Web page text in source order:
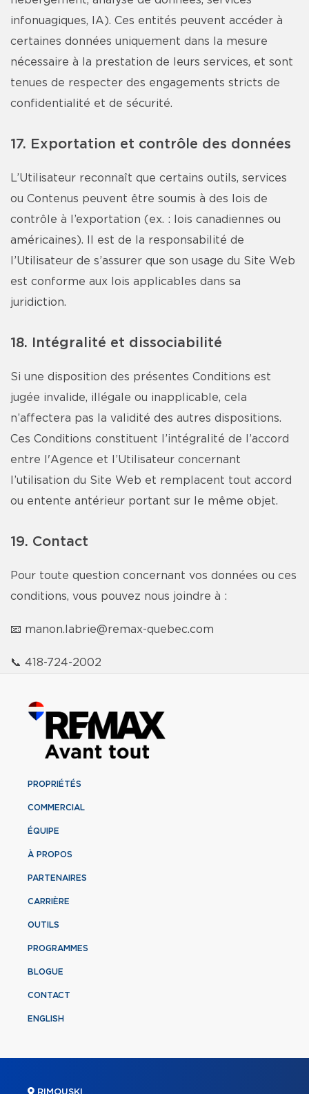
infonuagiques, IA). Ces entités peuvent accéder à
certaines données uniquement dans la mesure
nécessaire à la prestation de leurs services, et sont
tenues de respecter des engagements stricts de
confidentialité et de sécurité.
17. Exportation et contrôle des données
L’Utilisateur reconnaît que certains outils, services
ou Contenus peuvent être soumis à des lois de
contrôle à l’exportation (ex. : lois canadiennes ou
américaines). Il est de la responsabilité de
l’Utilisateur de s’assurer que son usage du Site Web
est conforme aux lois applicables dans sa
juridiction.
18. Intégralité et dissociabilité
Si une disposition des présentes Conditions est
jugée invalide, illégale ou inapplicable, cela
n’affectera pas la validité des autres dispositions.
Ces Conditions constituent l’intégralité de l’accord
entre l'Agence et l’Utilisateur concernant
l’utilisation du Site Web et remplacent tout accord
ou entente antérieur portant sur le même objet.
19. Contact
Pour toute question concernant vos données ou ces
conditions, vous pouvez nous joindre à :
📧 manon.labrie@remax-quebec.com
📞 418-724-2002
PROPRIÉTÉS
COMMERCIAL
ÉQUIPE
À PROPOS
PARTENAIRES
CARRIÈRE
OUTILS
PROGRAMMES
BLOGUE
CONTACT
ENGLISH